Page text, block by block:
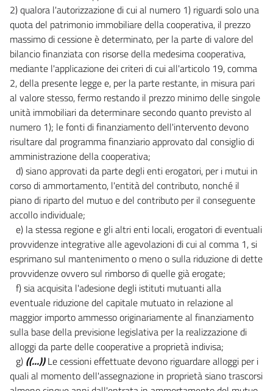
2) qualora l'autorizzazione di cui al numero 1) riguardi solo una
quota del patrimonio immobiliare della cooperativa, il prezzo
massimo di cessione è determinato, per la parte di valore del
bilancio finanziata con risorse della medesima cooperativa,
mediante l'applicazione dei criteri di cui all'articolo 19, comma
2, della presente legge e, per la parte restante, in misura pari
al valore stesso, fermo restando il prezzo minimo delle singole
unità immobiliari da determinare secondo quanto previsto al
numero 1); le fonti di finanziamento dell'intervento devono
risultare dal programma finanziario approvato dal consiglio di
amministrazione della cooperativa;
d) siano approvati da parte degli enti erogatori, per i mutui in
corso di ammortamento, l'entità del contributo, nonché il
piano di riparto del mutuo e del contributo per il conseguente
accollo individuale;
e) la stessa regione e gli altri enti locali, erogatori di eventuali
provvidenze integrative alle agevolazioni di cui al comma 1, si
esprimano sul mantenimento o meno o sulla riduzione di dette
provvidenze ovvero sul rimborso di quelle già erogate;
f) sia acquisita l'adesione degli istituti mutuanti alla
eventuale riduzione del capitale mutuato in relazione al
maggior importo ammesso originariamente al finanziamento
sulla base della previsione legislativa per la realizzazione di
alloggi da parte delle cooperative a proprietà indivisa;
g) ((...))Le cessioni effettuate devono riguardare alloggi per i
quali al momento dell'assegnazione in proprietà siano trascorsi